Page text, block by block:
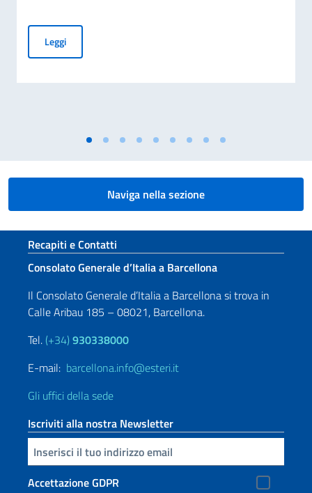
LeggiAssistenza consolare per i cittadini Italiani in Spagna
Naviga nella sezione
Sezione footer
Recapiti e Contatti
Consolato Generale d’Italia a Barcellona
Il Consolato Generale d’Italia a Barcellona si trova in
Calle Aribau 185 – 08021, Barcellona.
Tel. (+34) 930338000
E-mail: barcellona.info@esteri.it
Gli uffici della sede
Iscriviti alla nostra Newsletter
Inserisci la tua email
Accettazione GDPR